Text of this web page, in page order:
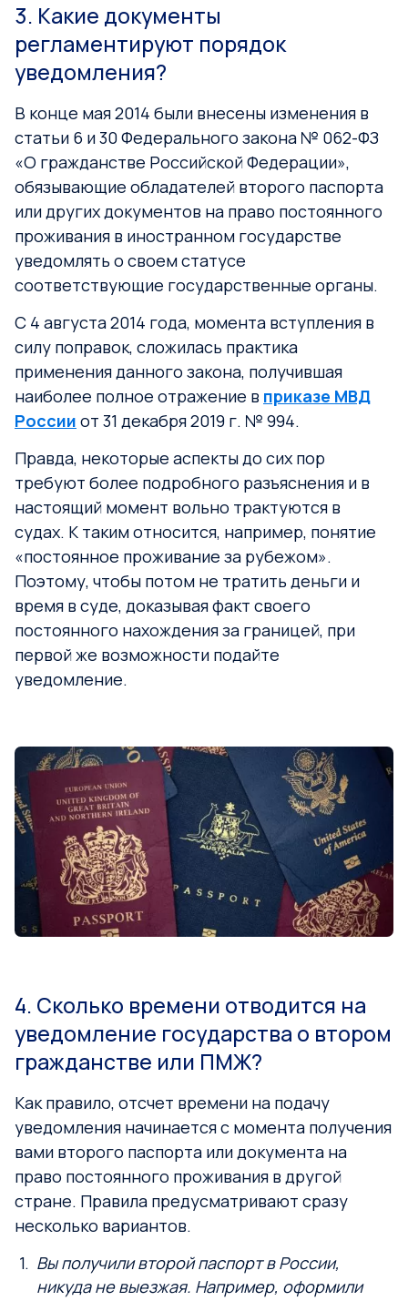
3. Какие документы
регламентируют порядок
уведомления?
В конце мая 2014 были внесены изменения в
статьи 6 и 30 Федерального закона № 062-ФЗ
«О гражданстве Российской Федерации»,
обязывающие обладателей второго паспорта
или других документов на право постоянного
проживания в иностранном государстве
уведомлять о своем статусе
соответствующие государственные органы.
С 4 августа 2014 года, момента вступления в
силу поправок, сложилась практика
применения данного закона, получившая
наиболее полное отражение в приказе МВД
России от 31 декабря 2019 г. № 994.
Правда, некоторые аспекты до сих пор
требуют более подробного разъяснения и в
настоящий момент вольно трактуются в
судах. К таким относится, например, понятие
«постоянное проживание за рубежом».
Поэтому, чтобы потом не тратить деньги и
время в суде, доказывая факт своего
постоянного нахождения за границей, при
первой же возможности подайте
уведомление.
4. Сколько времени отводится на
уведомление государства о втором
гражданстве или ПМЖ?
Как правило, отсчет времени на подачу
уведомления начинается с момента получения
вами второго паспорта или документа на
право постоянного проживания в другой
стране. Правила предусматривают сразу
несколько вариантов.
Вы получили второй паспорт в России,
никуда не выезжая. Например, оформили